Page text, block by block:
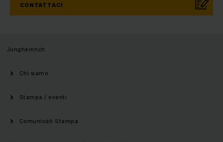
CONTATTACI
Jungheinrich
Chi siamo
Stampa / eventi
Comunicati Stampa